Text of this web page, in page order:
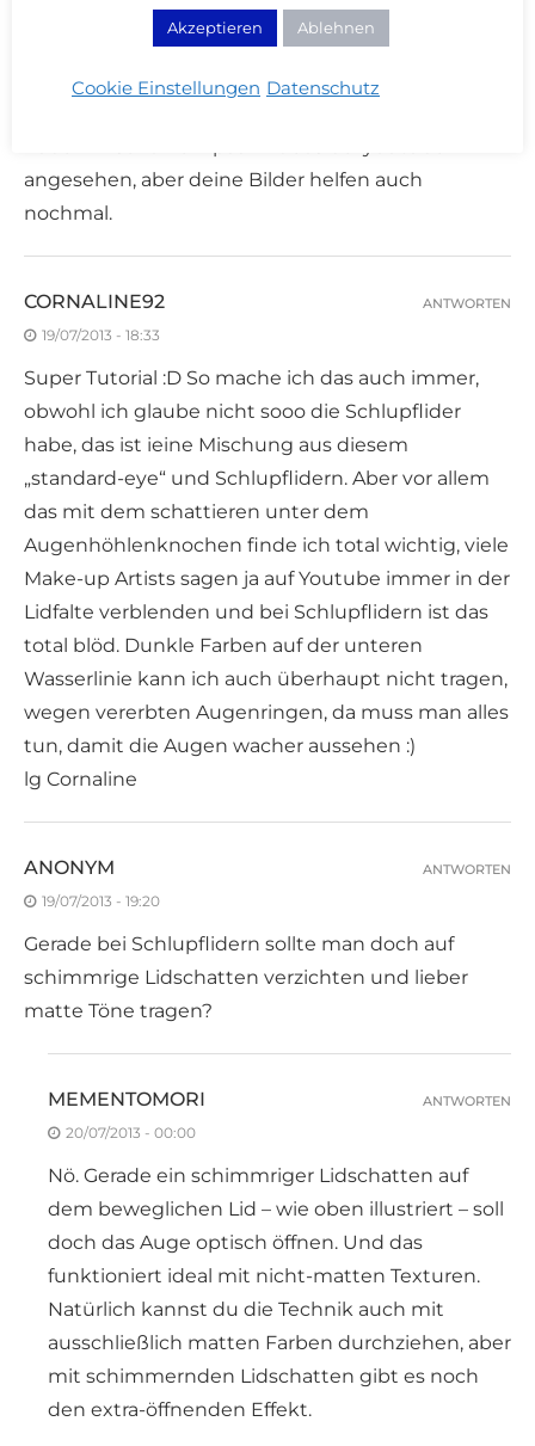
Vielen Dank für das Tutorial. Ich habe auch mit
Schlupflidern zu kämpfen und bin meistens
angesehen, aber deine Bilder helfen auch
nochmal.
CORNALINE92
19/07/2013 - 18:33
Super Tutorial :D So mache ich das auch immer,
obwohl ich glaube nicht sooo die Schlupflider
habe, das ist ieine Mischung aus diesem
„standard-eye“ und Schlupflidern. Aber vor allem
das mit dem schattieren unter dem
Augenhöhlenknochen finde ich total wichtig, viele
Make-up Artists sagen ja auf Youtube immer in der
Lidfalte verblenden und bei Schlupflidern ist das
total blöd. Dunkle Farben auf der unteren
Wasserlinie kann ich auch überhaupt nicht tragen,
wegen vererbten Augenringen, da muss man alles
tun, damit die Augen wacher aussehen :)
lg Cornaline
ANTWORTEN
ANONYM
19/07/2013 - 19:20
Gerade bei Schlupflidern sollte man doch auf
schimmrige Lidschatten verzichten und lieber
matte Töne tragen?
ANTWORTEN
MEMENTOMORI
20/07/2013 - 00:00
Nö. Gerade ein schimmriger Lidschatten auf
dem beweglichen Lid – wie oben illustriert – soll
doch das Auge optisch öffnen. Und das
funktioniert ideal mit nicht-matten Texturen.
Natürlich kannst du die Technik auch mit
ausschließlich matten Farben durchziehen, aber
mit schimmernden Lidschatten gibt es noch
den extra-öffnenden Effekt.
ANTWORTEN
Akzeptieren Ablehnen
Cookie Einstellungen Datenschutz